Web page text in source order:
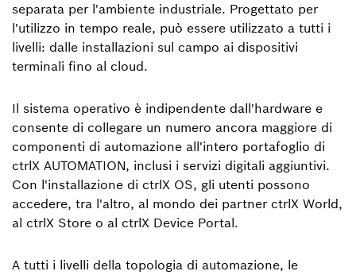
separata per l'ambiente industriale. Progettato per
l'utilizzo in tempo reale, può essere utilizzato a tutti i
livelli: dalle installazioni sul campo ai dispositivi
terminali fino al cloud.
Il sistema operativo è indipendente dall'hardware e
consente di collegare un numero ancora maggiore di
componenti di automazione all'intero portafoglio di
ctrlX AUTOMATION, inclusi i servizi digitali aggiuntivi.
Con l'installazione di ctrlX OS, gli utenti possono
accedere, tra l'altro, al mondo dei partner ctrlX World,
al ctrlX Store o al ctrlX Device Portal.
A tutti i livelli della topologia di automazione, le